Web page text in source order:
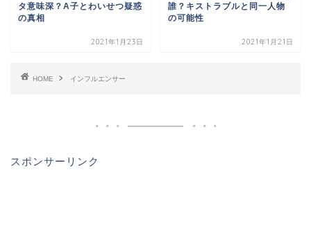
タ意味深？A子とわいせつ疑惑
の真相
2021年1月23日
誰？キストラブルと同一人物
の可能性
2021年1月21日
HOME インフルエンサー
スポンサーリンク